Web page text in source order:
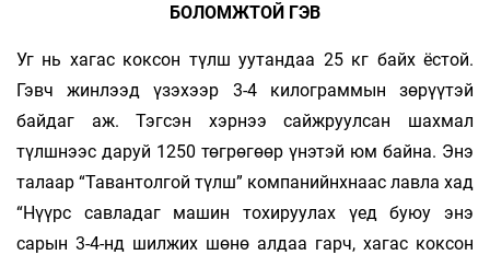
БОЛОМЖТОЙ ГЭВ
Уг нь хагас коксон түлш уутандаа 25 кг байх ёстой.
Гэвч жинлээд үзэхээр 3-4 килограммын зөрүүтэй
байдаг аж. Тэгсэн хэрнээ сайжруулсан шахмал
түлшнээс даруй 1250 төгрөгөөр үнэтэй юм байна. Энэ
талаар “Тавантолгой түлш” компанийнхнаас лавла хад
“Нүүрс савладаг машин тохируулах үед буюу энэ
сарын 3-4-нд шилжих шөнө алдаа гарч, хагас коксон